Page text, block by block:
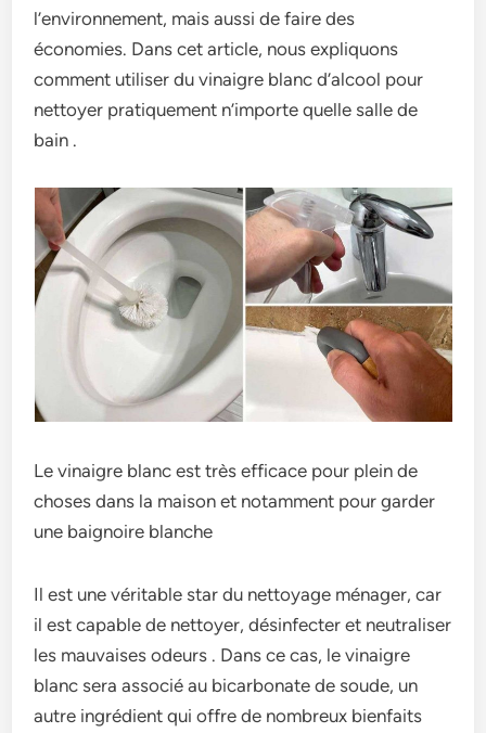
l’environnement, mais aussi de faire des
économies. Dans cet article, nous expliquons
comment utiliser du vinaigre blanc d’alcool pour
nettoyer pratiquement n’importe quelle salle de
bain .
Le vinaigre blanc est très efficace pour plein de
choses dans la maison et notamment pour garder
une baignoire blanche
Il est une véritable star du nettoyage ménager, car
il est capable de nettoyer, désinfecter et neutraliser
les mauvaises odeurs . Dans ce cas, le vinaigre
blanc sera associé au bicarbonate de soude, un
autre ingrédient qui offre de nombreux bienfaits